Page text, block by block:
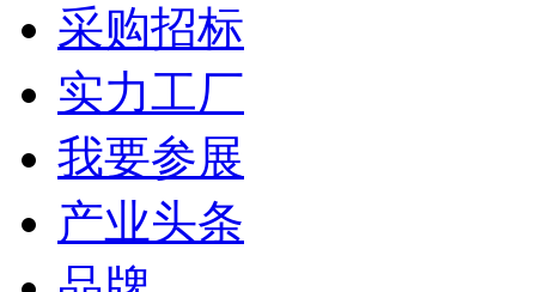
采购招标
实力工厂
我要参展
产业头条